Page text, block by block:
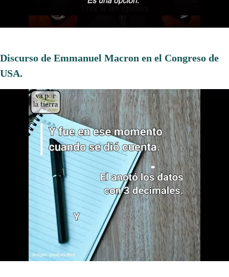
Discurso de Emmanuel Macron en el Congreso de
USA.